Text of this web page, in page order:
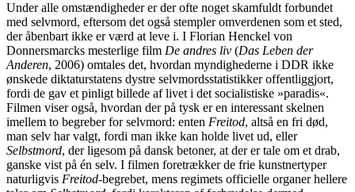
Under alle omstændigheder er der ofte noget skamfuldt forbundet
med selvmord, eftersom det også stempler omverdenen som et sted,
der åbenbart ikke er værd at leve i. I Florian Henckel von
Donnersmarcks mesterlige film De andres liv (Das Leben der
Anderen, 2006) omtales det, hvordan myndighederne i DDR ikke
ønskede diktaturstatens dystre selvmordsstatistikker offentliggjort,
fordi de gav et pinligt billede af livet i det socialistiske »paradis«.
Filmen viser også, hvordan der på tysk er en interessant skelnen
imellem to begreber for selvmord: enten Freitod, altså en fri død,
man selv har valgt, fordi man ikke kan holde livet ud, eller
Selbstmord, der ligesom på dansk betoner, at der er tale om et drab,
ganske vist på én selv. I filmen foretrækker de frie kunstnertyper
naturligvis Freitod-begrebet, mens regimets officielle organer hellere